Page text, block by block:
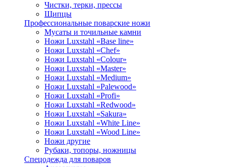
Чистки, терки, прессы
Щипцы
Профессиональные поварские ножи
Мусаты и точильные камни
Ножи Luxstahl «Base line»
Ножи Luxstahl «Chef»
Ножи Luxstahl «Colour»
Ножи Luxstahl «Master»
Ножи Luxstahl «Medium»
Ножи Luxstahl «Palewood»
Ножи Luxstahl «Profi»
Ножи Luxstahl «Redwood»
Ножи Luxstahl «Sakura»
Ножи Luxstahl «White Line»
Ножи Luxstahl «Wood Line»
Ножи другие
Рубаки, топоры, ножницы
Спецодежда для поваров